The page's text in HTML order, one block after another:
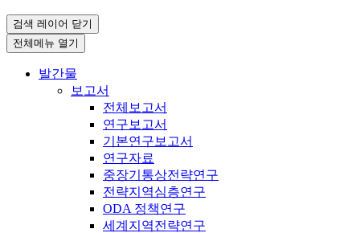
검색 레이어 닫기
전체메뉴 열기
발간물
보고서
전체보고서
연구보고서
기본연구보고서
연구자료
중장기통상전략연구
전략지역심층연구
ODA 정책연구
세계지역전략연구